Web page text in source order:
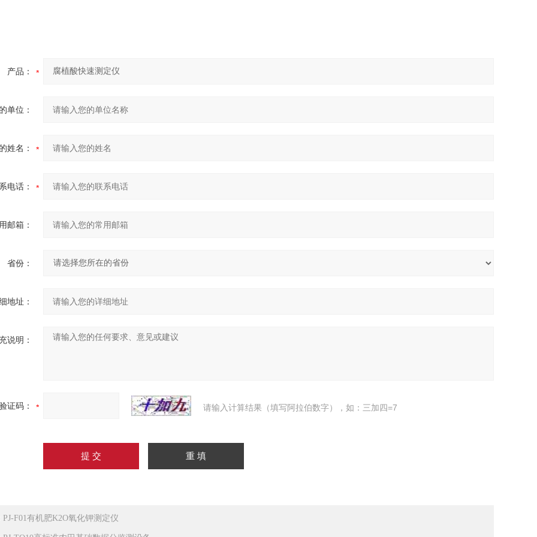
产品：
单位：
姓名：
电话：
邮箱：
省份：
地址：
说明：
证码： 请输入计算结果（填写阿拉伯数字），如：三加四=7
PJ-F01有机肥K2O氧化钾测定仪